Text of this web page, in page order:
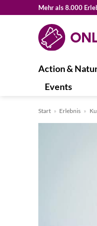
Mehr als 8.000
Action &
Events
Start » Erlebnis »